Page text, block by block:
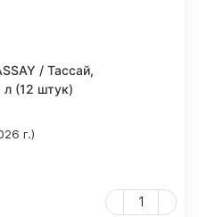
/ Тассай,
л (12 штук)
г.)